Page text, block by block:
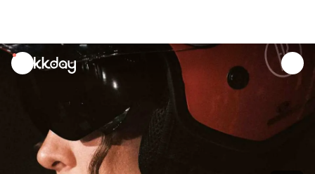
unread
notifications